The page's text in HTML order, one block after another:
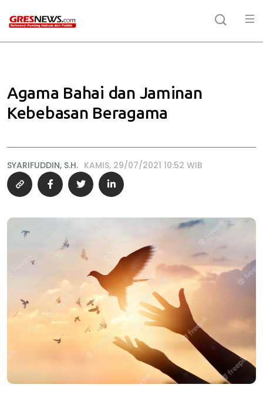
Agama Bahai dan Jaminan
Kebebasan Beragama
SYARIFUDDIN, S.H. KAMIS, 29/07/2021 10:52 WIB